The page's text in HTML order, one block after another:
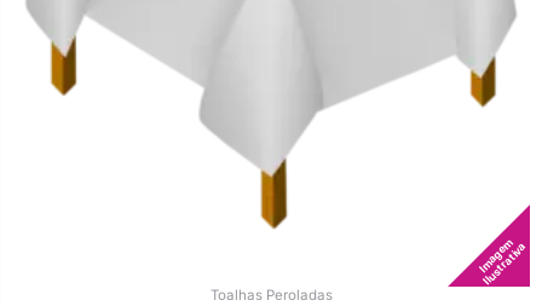
Imagem
Ilustrativa
Toalhas Peroladas